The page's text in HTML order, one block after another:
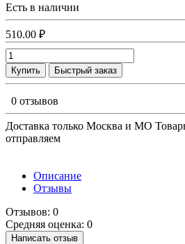
Есть в наличии
510.00 ₽
Купить Быстрый заказ
0 отзывов
Доставка только Москва и МО
отправляем
Описание
Отзывы
Отзывов: 0
Средняя оценка: 0
Написать отзыв